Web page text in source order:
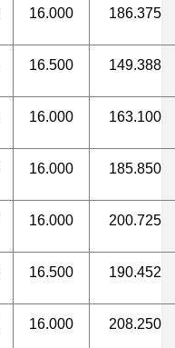
16.000 186.375
16.500 149.388
16.000 163.100
16.000 185.850
16.000 200.725
16.500 190.452
16.000 208.250